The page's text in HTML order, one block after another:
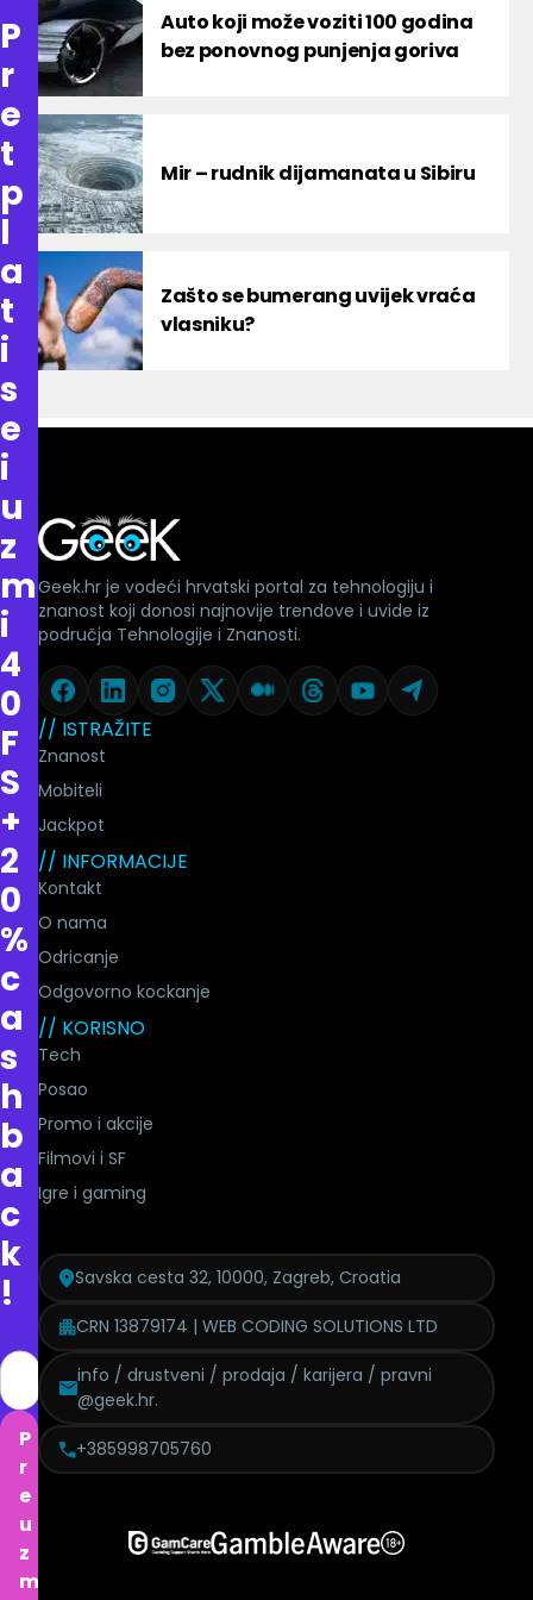
Auto koji može voziti 100 godina
bez ponovnog punjenja goriva
Mir – rudnik dijamanata u Sibiru
Zašto se bumerang uvijek vraća
vlasniku?
P
r
e
t
p
l
a
t
i
s
e
i
u
z
m
i
4
0
F
S
+
2
0
%
c
a
s
h
b
a
c
k
!
P
r
e
u
z
m
// ISTRAŽITE
Znanost
Mobiteli
Jackpot
// INFORMACIJE
Kontakt
O nama
Odricanje
Odgovorno kockanje
// KORISNO
Tech
Posao
Promo i akcije
Filmovi i SF
Igre i gaming
Geek.hr je vodeći hrvatski portal za tehnologiju i
znanost koji donosi najnovije trendove i uvide iz
područja Tehnologije i Znanosti.
Savska cesta 32, 10000, Zagreb, Croatia
CRN 13879174 | WEB CODING SOLUTIONS LTD
info / drustveni / prodaja / karijera / pravni
@geek.hr.
+385998705760